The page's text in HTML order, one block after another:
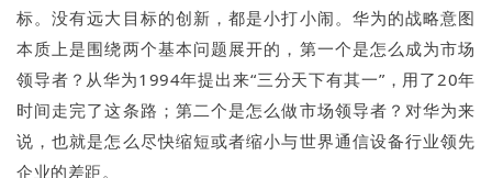
标。没有远大目标的创新，都是小打小闹。华为的战略意图
本质上是围绕两个基本问题展开的，第一个是怎么成为市场
领导者？从华为1994年提出来“三分天下有其一”，用了20年
时间走完了这条路；第二个是怎么做市场领导者？对华为来
说，也就是怎么尽快缩短或者缩小与世界通信设备行业领先
企业的差距。